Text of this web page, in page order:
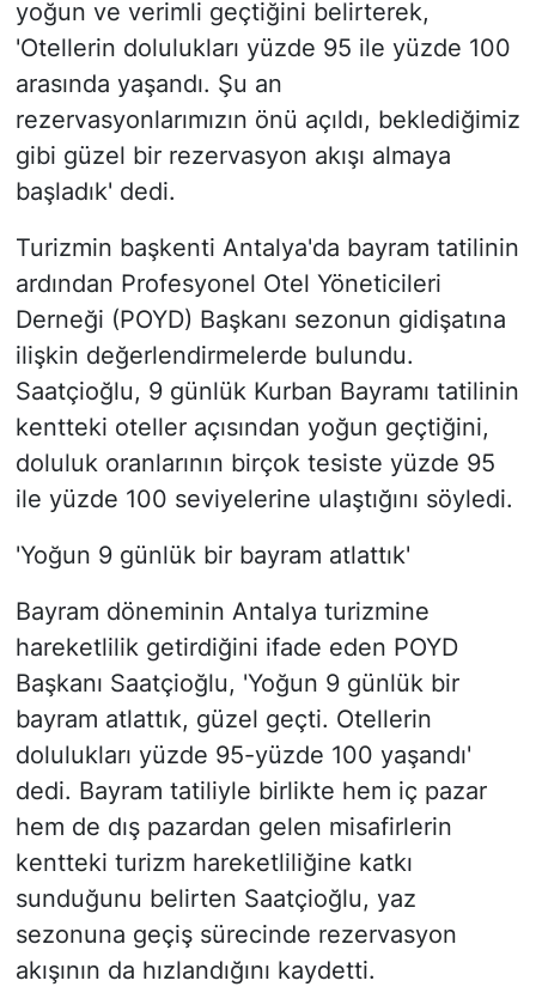
yoğun ve verimli geçtiğini belirterek,
'Otellerin dolulukları yüzde 95 ile yüzde 100
arasında yaşandı. Şu an
rezervasyonlarımızın önü açıldı, beklediğimiz
gibi güzel bir rezervasyon akışı almaya
başladık' dedi.
Turizmin başkenti Antalya'da bayram tatilinin
ardından Profesyonel Otel Yöneticileri
Derneği (POYD) Başkanı sezonun gidişatına
ilişkin değerlendirmelerde bulundu.
Saatçioğlu, 9 günlük Kurban Bayramı tatilinin
kentteki oteller açısından yoğun geçtiğini,
doluluk oranlarının birçok tesiste yüzde 95
ile yüzde 100 seviyelerine ulaştığını söyledi.
'Yoğun 9 günlük bir bayram atlattık'
Bayram döneminin Antalya turizmine
hareketlilik getirdiğini ifade eden POYD
Başkanı Saatçioğlu, 'Yoğun 9 günlük bir
bayram atlattık, güzel geçti. Otellerin
dolulukları yüzde 95-yüzde 100 yaşandı'
dedi. Bayram tatiliyle birlikte hem iç pazar
hem de dış pazardan gelen misafirlerin
kentteki turizm hareketliliğine katkı
sunduğunu belirten Saatçioğlu, yaz
sezonuna geçiş sürecinde rezervasyon
akışının da hızlandığını kaydetti.